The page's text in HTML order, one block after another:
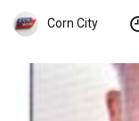
Corn City